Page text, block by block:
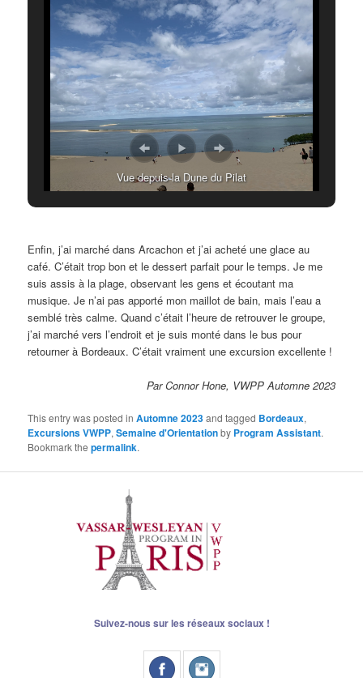
Vue depuis la Dune du Pilat
Enfin, j’ai marché dans Arcachon et j’ai acheté une glace au
café. C’était trop bon et le dessert parfait pour le temps. Je me
suis assis à la plage, observant les gens et écoutant ma
musique. Je n’ai pas apporté mon maillot de bain, mais l’eau a
semblé très calme. Quand c’était l’heure de retrouver le groupe,
j’ai marché vers l’endroit et je suis monté dans le bus pour
retourner à Bordeaux. C’était vraiment une excursion excellente !
Par Connor Hone, VWPP Automne 2023
This entry was posted inAutomne 2023and tagged Bordeaux,
Excursions VWPP,Semaine d'Orientationby Program Assistant.
Bookmark thepermalink.
Suivez-nous sur les réseaux sociaux !